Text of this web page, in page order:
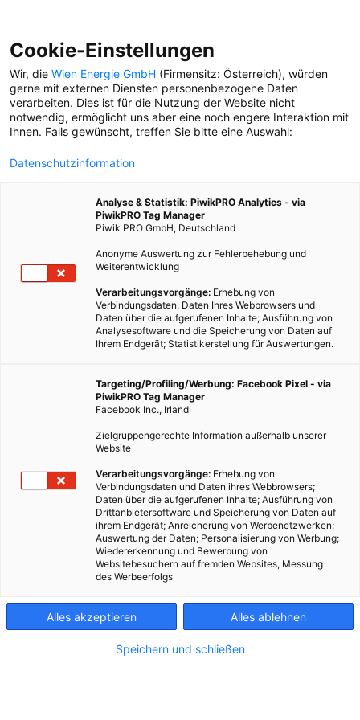
SALAT
deine Stadt“ haben wir mit
Profi-Köch:innen
gepflückt, geklaubt und
Impressum
Cookie-Einstellungen
Wir, die Wien Energie GmbH (Firmensitz: Österreich), würden
gerne mit externen Diensten personenbezogene Daten
verarbeiten. Dies ist für die Nutzung der Website nicht
notwendig, ermöglicht uns aber eine noch engere Interaktion mit
Ihnen. Falls gewünscht, treffen Sie bitte eine Auswahl:
Datenschutzinformation
Analyse & Statistik: PiwikPRO Analytics - via
PiwikPRO Tag Manager
Piwik PRO GmbH, Deutschland
Anonyme Auswertung zur Fehlerbehebung und
Weiterentwicklung
Verarbeitungsvorgänge: Erhebung von
Verbindungsdaten, Daten Ihres Webbrowsers und
Daten über die aufgerufenen Inhalte; Ausführung von
Analysesoftware und die Speicherung von Daten auf
Ihrem Endgerät; Statistikerstellung für Auswertungen.
Targeting/Profiling/Werbung: Facebook Pixel - via
PiwikPRO Tag Manager
Facebook Inc., Irland
Zielgruppengerechte Information außerhalb unserer
Website
Verarbeitungsvorgänge: Erhebung von
Verbindungsdaten und Daten ihres Webbrowsers;
Daten über die aufgerufenen Inhalte; Ausführung von
Drittanbietersoftware und Speicherung von Daten auf
ihrem Endgerät; Anreicherung von Werbenetzwerken;
Auswertung der Daten; Personalisierung von Werbung;
Wiedererkennung und Bewerbung von
Websitebesuchern auf fremden Websites, Messung
des Werbeerfolgs
Alles akzeptieren Alles ablehnen
Speichern und schließen